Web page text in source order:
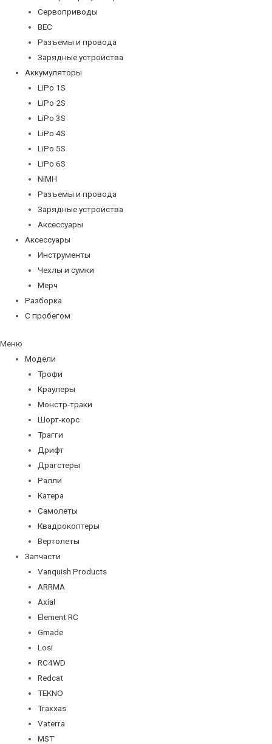
Сервоприводы
BEC
Разъемы и провода
Зарядные устройства
Аккумуляторы
LiPo 1S
LiPo 2S
LiPo 3S
LiPo 4S
LiPo 5S
LiPo 6S
NiMH
Разъемы и провода
Зарядные устройства
Аксессуары
Аксессуары
Инструменты
Чехлы и сумки
Мерч
Разборка
С пробегом
Меню
Модели
Трофи
Краулеры
Монстр-траки
Шорт-корс
Трагги
Дрифт
Драгстеры
Ралли
Катера
Самолеты
Квадрокоптеры
Вертолеты
Запчасти
Vanquish Products
ARRMA
Axial
Element RC
Gmade
Losi
RC4WD
Redcat
TEKNO
Traxxas
Vaterra
MST